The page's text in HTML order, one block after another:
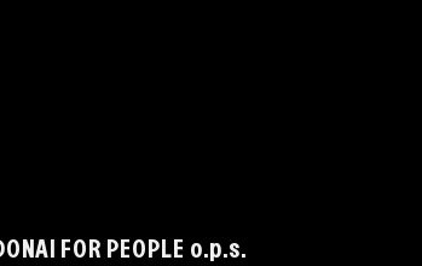
FOR PEOPLE o.p.s.